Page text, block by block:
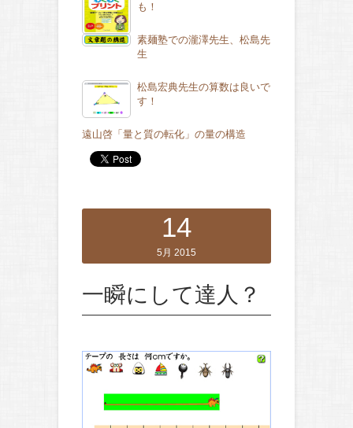
も！
素麺塾での瀧澤先生、松島先
生
松島宏典先生の算数は良いで
す！
遠山啓「量と質の転化」の量の構造
14
5月 2015
一瞬にして達人？